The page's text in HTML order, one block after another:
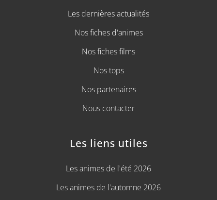
Les dernières actualités
Nos fiches d'animes
Nos fiches films
Nos tops
Nos partenaires
Nous contacter
Les liens utiles
Les animes de l'été 2026
Les animes de l'automne 2026